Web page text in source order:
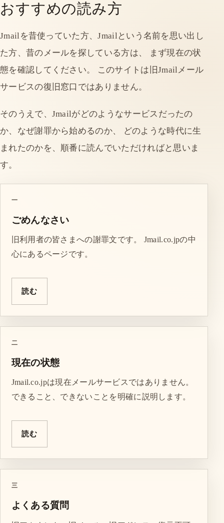
おすすめの読み方
Jmailを昔使っていた方、Jmailという名前を思い出し
た方、昔のメールを探している方は、 まず現在の状
態を確認してください。 このサイトは旧Jmailメール
サービスの復旧窓口ではありません。
そのうえで、Jmailがどのようなサービスだったの
か、なぜ謝罪から始めるのか、 どのような時代に生
まれたのかを、順番に読んでいただければと思いま
す。
一
ごめんなさい
旧利用者の皆さまへの謝罪文です。 Jmail.co.jpの中
心にあるページです。
読む
二
現在の状態
Jmail.co.jpは現在メールサービスではありません。
できること、できないことを明確に説明します。
読む
三
よくある質問